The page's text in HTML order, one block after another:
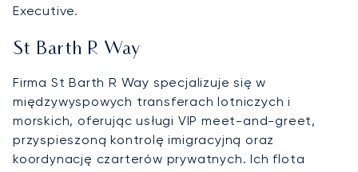
Executive.
St Barth R Way
Firma St Barth R Way specjalizuje się w
międzywyspowych transferach lotniczych i
morskich, oferując usługi VIP meet-and-greet,
przyspieszoną kontrolę imigracyjną oraz
koordynację czarterów prywatnych. Ich flota